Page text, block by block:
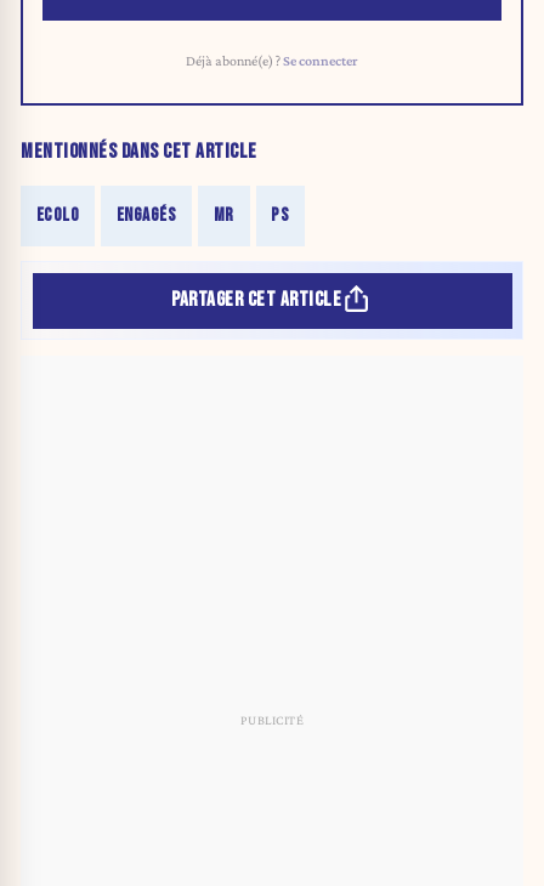
Déjà abonné(e) ?Se connecter
MENTIONNÉS DANS CET ARTICLE
ECOLO ENGAGÉS MR PS
PARTAGER CET ARTICLE